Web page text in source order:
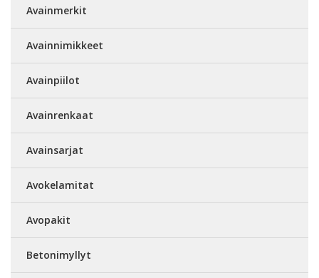
Avainmerkit
Avainnimikkeet
Avainpiilot
Avainrenkaat
Avainsarjat
Avokelamitat
Avopakit
Betonimyllyt